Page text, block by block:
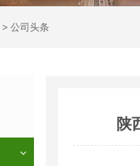
> 公司头条
陕